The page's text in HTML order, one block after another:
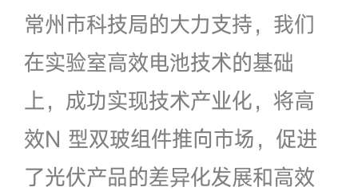
常州市科技局的大力支持，我们
在实验室高效电池技术的基础
上，成功实现技术产业化，将高
效N 型双玻组件推向市场，促进
了光伏产品的差异化发展和高效